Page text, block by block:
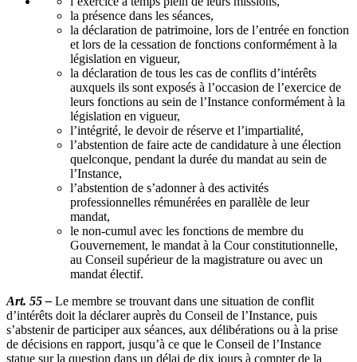
la présence dans les séances,
la déclaration de patrimoine, lors de l’entrée en fonction
et lors de la cessation de fonctions conformément à la
législation en vigueur,
la déclaration de tous les cas de conflits d’intérêts
auxquels ils sont exposés à l’occasion de l’exercice de
leurs fonctions au sein de l’Instance conformément à la
législation en vigueur,
l’intégrité, le devoir de réserve et l’impartialité,
l’abstention de faire acte de candidature à une élection
quelconque, pendant la durée du mandat au sein de
l’Instance,
l’abstention de s’adonner à des activités
professionnelles rémunérées en parallèle de leur
mandat,
le non-cumul avec les fonctions de membre du
Gouvernement, le mandat à la Cour constitutionnelle,
au Conseil supérieur de la magistrature ou avec un
mandat électif.
Art. 55 – Le membre se trouvant dans une situation de conflit
d’intérêts doit la déclarer auprès du Conseil de l’Instance, puis
s’abstenir de participer aux séances, aux délibérations ou à la prise
de décisions en rapport, jusqu’à ce que le Conseil de l’Instance
statue sur la question dans un délai de dix jours à compter de la